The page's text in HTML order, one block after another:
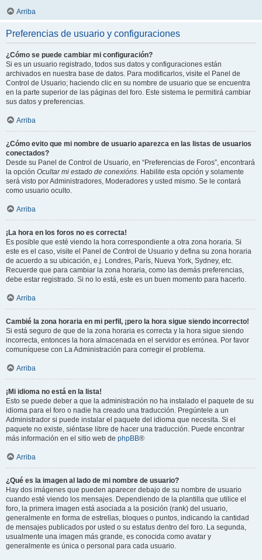
Arriba
Preferencias de usuario y configuraciones
¿Cómo se puede cambiar mi configuración?
Si es un usuario registrado, todos sus datos y configuraciones están
archivados en nuestra base de datos. Para modificarlos, visite el Panel de
Control de Usuario; haciendo clic en su nombre de usuario que se encuentra
en la parte superior de las páginas del foro. Este sistema le permitirá cambiar
sus datos y preferencias.
Arriba
¿Cómo evito que mi nombre de usuario aparezca en las listas de usuarios
conectados?
Desde su Panel de Control de Usuario, en “Preferencias de Foros”, encontrará
la opción Ocultar mi estado de conexións. Habilite esta opción y solamente
será visto por Administradores, Moderadores y usted mismo. Se le contará
como usuario oculto.
Arriba
¡La hora en los foros no es correcta!
Es posible que esté viendo la hora correspondiente a otra zona horaria. Si
este es el caso, visite el Panel de Control de Usuario y defina su zona horaria
de acuerdo a su ubicación, e.j. Londres, París, Nueva York, Sydney, etc.
Recuerde que para cambiar la zona horaria, como las demás preferencias,
debe estar registrado. Si no lo está, este es un buen momento para hacerlo.
Arriba
Cambié la zona horaria en mi perfil, ¡pero la hora sigue siendo incorrecto!
Si está seguro de que de la zona horaria es correcta y la hora sigue siendo
incorrecta, entonces la hora almacenada en el servidor es errónea. Por favor
comuníquese con La Administración para corregir el problema.
Arriba
¡Mi idioma no está en la lista!
Esto se puede deber a que la administración no ha instalado el paquete de su
idioma para el foro o nadie ha creado una traducción. Pregúntele a un
Administrador si puede instalar el paquete del idioma que necesita. Si el
paquete no existe, siéntase libre de hacer una traducción. Puede encontrar
más información en el sitio web de phpBB®
Arriba
¿Qué es la imagen al lado de mi nombre de usuario?
Hay dos imágenes que pueden aparecer debajo de su nombre de usuario
cuando esté viendo los mensajes. Dependiendo de la plantilla que utilice el
foro, la primera imagen está asociada a la posición (rank) del usuario,
generalmente en forma de estrellas, bloques o puntos, indicando la cantidad
de mensajes publicados por usted o su estatus dentro del foro. La segunda,
usualmente una imagen más grande, es conocida como avatar y
generalmente es única o personal para cada usuario.